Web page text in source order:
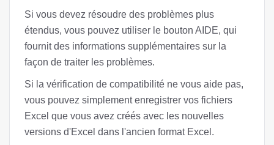
Si vous devez résoudre des problèmes plus
étendus, vous pouvez utiliser le bouton AIDE, qui
fournit des informations supplémentaires sur la
façon de traiter les problèmes.
Si la vérification de compatibilité ne vous aide pas,
vous pouvez simplement enregistrer vos fichiers
Excel que vous avez créés avec les nouvelles
versions d'Excel dans l'ancien format Excel.